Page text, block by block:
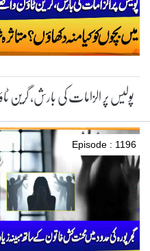
پولیس پر الزامات کی بارش، گرین
Episode : 1196